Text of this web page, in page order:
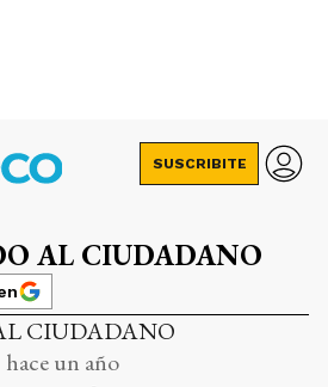
SUSCRIBITE
AL CIUDADANO
CIUDADANO
un año